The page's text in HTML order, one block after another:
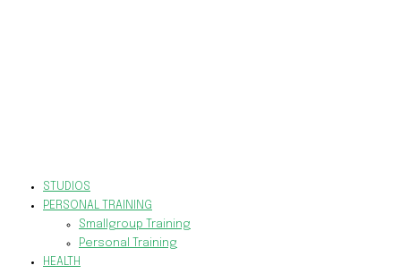
STUDIOS
PERSONAL TRAINING
Smallgroup Training
Personal Training
HEALTH